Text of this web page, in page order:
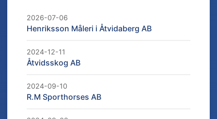
2026-07-06
Henriksson Måleri i Åtvidaberg AB
2024-12-11
Åtvidsskog AB
2024-09-10
R.M Sporthorses AB